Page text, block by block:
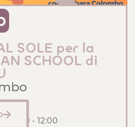
SOLE per la
SCHOOL di
10:30 - 12:00